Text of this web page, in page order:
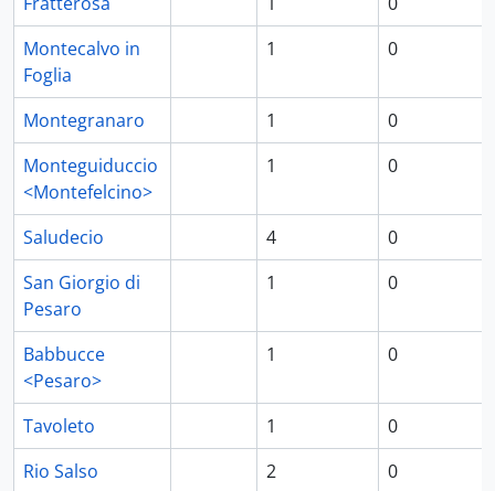
Montecalvo in
Foglia
1 0
Montegranaro 1
0
Monteguiduccio
<Montefelcino>
1 0
Saludecio 4
0
San Giorgio di
Pesaro
1 0
Babbucce
<Pesaro>
1 0
Tavoleto 1
0
Rio Salso
2
0